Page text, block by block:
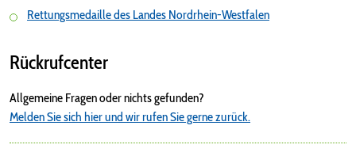
Rettungsmedaille des Landes Nordrhein-Westfalen
Rückrufcenter
Allgemeine Fragen oder nichts gefunden?
Melden Sie sich hier und wir rufen Sie gerne zurück.